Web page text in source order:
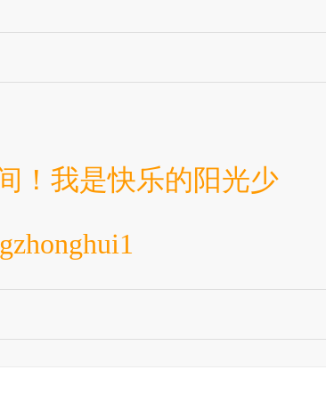
！ 我是快乐的阳光少